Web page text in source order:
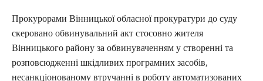
Прокурорами Вінницької обласної прокуратури до суду
скеровано обвинувальний акт стосовно жителя
Вінницького району за обвинуваченням у створенні та
розповсюдженні шкідливих програмних засобів,
несанкціонованому втручанні в роботу автоматизованих